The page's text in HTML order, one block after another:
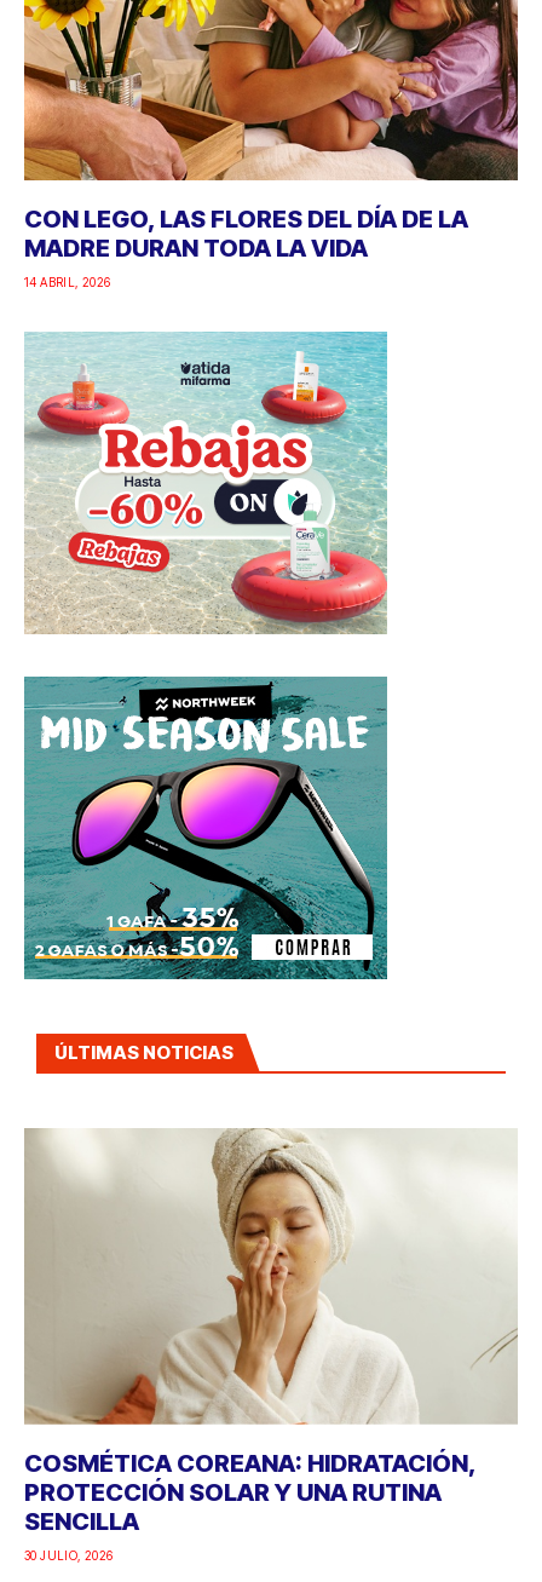
CON LEGO, LAS FLORES DEL DÍA DE LA
MADRE DURAN TODA LA VIDA
14 ABRIL, 2026
ÚLTIMAS NOTICIAS
COSMÉTICA COREANA: HIDRATACIÓN,
PROTECCIÓN SOLAR Y UNA RUTINA
SENCILLA
30 JULIO, 2026